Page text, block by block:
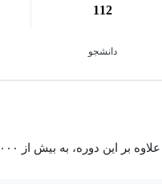
112
دانشجو
بیش از ۴،۰۰۰ دوره دیگر دسترسی خواهید داشت.